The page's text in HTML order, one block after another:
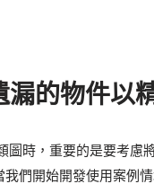
漏的物件以
圖時，重要的是要考慮
我們開始開發使用案例